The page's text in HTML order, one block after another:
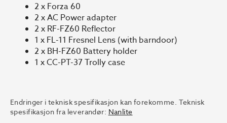
2 x Forza 60
2 x AC Power adapter
2 x RF-FZ60 Reflector
1 x FL-11 Fresnel Lens (with barndoor)
2 x BH-FZ60 Battery holder
1 x CC-PT-37 Trolly case
Endringer i teknisk spesifikasjon kan forekomme. Teknisk
spesifikasjon fra leverandør: Nanlite